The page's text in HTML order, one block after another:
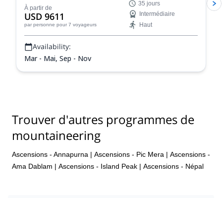
l'Himalaya, plus l'ascension de l'Ama Dablam.
À partir de
USD 9611
par personne pour 7 voyageurs
35 jours
Intermédiaire
Haut
Availability:
Mar - Mai, Sep - Nov
Trouver d'autres programmes de
mountaineering
Ascensions - Annapurna | Ascensions - Pic Mera | Ascensions -
Ama Dablam | Ascensions - Island Peak | Ascensions - Népal